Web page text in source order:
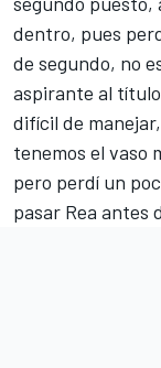
dentro, pues
de segundo, no
aspirante al
difícil de
tenemos el vaso
pero perdí un
pasar Rea antes